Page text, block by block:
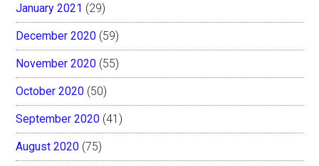
January 2021 (29)
December 2020 (59)
November 2020 (55)
October 2020 (50)
September 2020 (41)
August 2020 (75)